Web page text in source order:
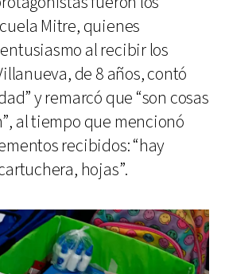
Mitre, quienes
al recibir los
de 8 años, contó
y remarcó que “son cosas
al tiempo que mencionó
recibidos: “hay
hojas”.